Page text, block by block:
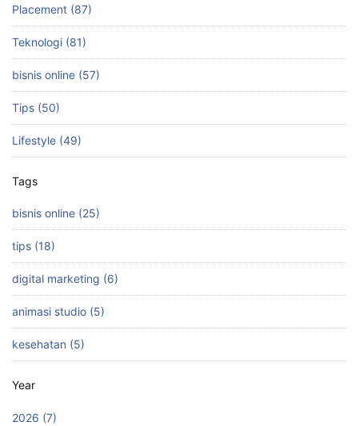
Placement (87)
Teknologi (81)
bisnis online (57)
Tips (50)
Lifestyle (49)
Tags
bisnis online (25)
tips (18)
digital marketing (6)
animasi studio (5)
kesehatan (5)
Year
2026 (7)